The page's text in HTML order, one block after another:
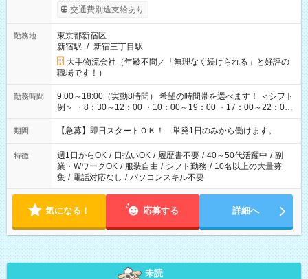
交通費別途支給あり
勤務地
東京都新宿区
新宿駅 / 新宿三丁目駅
大手物流会社（年齢不問／「無理なく続けられる」と好評の
職場です！）
勤務時間
9:00～18:00（実動8時間） 希望の時間帯を選べます！ ＜シフト
例＞ ・8：30～12：00 ・10：00～19：00 ・17：00～22：00
・13：00～22：00 ・22：00～翌6：00 など
期間 【急募】即日スタートＯＫ！ 単発1日のみから働けます。
特徴 週1日からOK / 日払いOK / 履歴書不要 / 40～50代活躍中 / 副
業・WワークOK / 服装自由 / シフト勤務 / 10名以上の大量募
集 / 電話対応なし / パソコンスキル不要
気になる！ 応募する 詳細へ
未読